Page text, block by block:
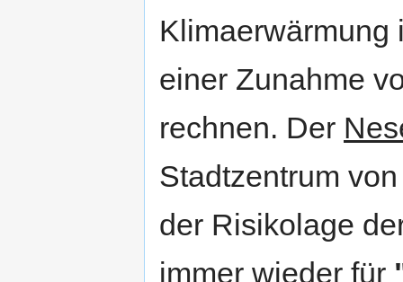
Klimaerwärmung
einer Zunahme
rechnen. Der
Stadtzentrum
der Risikolage
immer wieder für